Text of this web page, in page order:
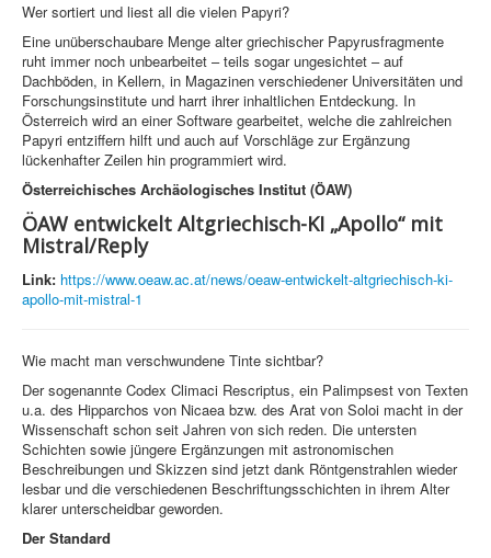
Wer sortiert und liest all die vielen Papyri?
Eine unüberschaubare Menge alter griechischer Papyrusfragmente
ruht immer noch unbearbeitet – teils sogar ungesichtet – auf
Dachböden, in Kellern, in Magazinen verschiedener Universitäten und
Forschungsinstitute und harrt ihrer inhaltlichen Entdeckung. In
Österreich wird an einer Software gearbeitet, welche die zahlreichen
Papyri entziffern hilft und auch auf Vorschläge zur Ergänzung
lückenhafter Zeilen hin programmiert wird.
Österreichisches Archäologisches Institut (ÖAW)
ÖAW entwickelt Altgriechisch-KI „Apollo“ mit
Mistral/Reply
Link: https://www.oeaw.ac.at/news/oeaw-entwickelt-altgriechisch-ki-
apollo-mit-mistral-1
Wie macht man verschwundene Tinte sichtbar?
Der sogenannte Codex Climaci Rescriptus, ein Palimpsest von Texten
u.a. des Hipparchos von Nicaea bzw. des Arat von Soloi macht in der
Wissenschaft schon seit Jahren von sich reden. Die untersten
Schichten sowie jüngere Ergänzungen mit astronomischen
Beschreibungen und Skizzen sind jetzt dank Röntgenstrahlen wieder
lesbar und die verschiedenen Beschriftungsschichten in ihrem Alter
klarer unterscheidbar geworden.
Der Standard